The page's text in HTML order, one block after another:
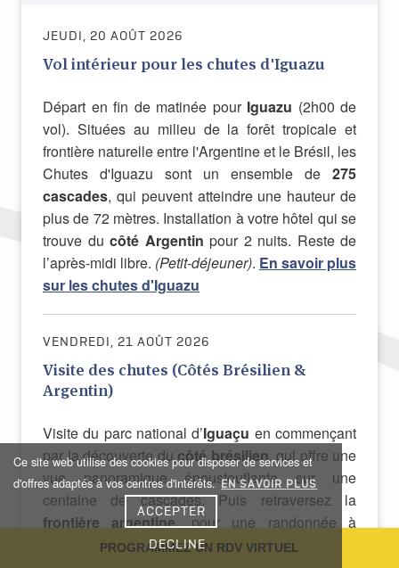
Ce site web utilise des cookies pour disposer de services et
d'offres adaptés à vos centres d'intérêts. EN SAVOIR PLUS
DECLINE
ACCEPTER
PROGRAMMEZ UN RDV VIRTUEL
JEUDI, 20 AOÛT 2026
Vol intérieur pour les chutes d'Iguazu
Départ en fin de matinée pour Iguazu (2h00 de
vol). Situées au milieu de la forêt tropicale et
frontière naturelle entre l'Argentine et le Brésil, les
Chutes d'Iguazu sont un ensemble de 275
cascades, qui peuvent atteindre une hauteur de
plus de 72 mètres. Installation à votre hôtel qui se
trouve du côté Argentin pour 2 nuits. Reste de
l’après-midi libre. (Petit-déjeuner). En savoir plus
sur les chutes d'Iguazu
VENDREDI, 21 AOÛT 2026
Visite des chutes (Côtés Brésilien &
Argentin)
Visite du parc national d’Iguaçu en commençant
par la découverte ducôté brésilien, qui offre une
vue panoramique époustouflante sur une
centaine de cascades. Puis retraversez la
frontière argentine, pour une randonnée à
travers laforêt tropicale, où se concentre une